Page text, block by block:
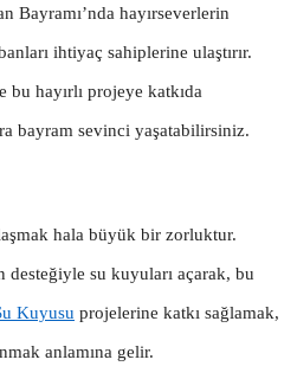
Bayramı’nda hayırseverlerin
ihtiyaç sahiplerine ulaştırır.
bu hayırlı projeye katkıda
bayram sevinci yaşatabilirsiniz.
hala büyük bir zorluktur.
desteğiyle su kuyuları açarak, bu
Kuyusu projelerine katkı sağlamak,
anlamına gelir.